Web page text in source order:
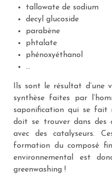
tallowate de sodium
decyl glucoside
parabène
phtalate
phénoxyéthanol
…
Ils sont le résultat d’une
synthèse faites par
saponification qui se fait
doit se trouver dans des
avec des catalyseurs.
formation du composé
environnemental est
greenwashing !